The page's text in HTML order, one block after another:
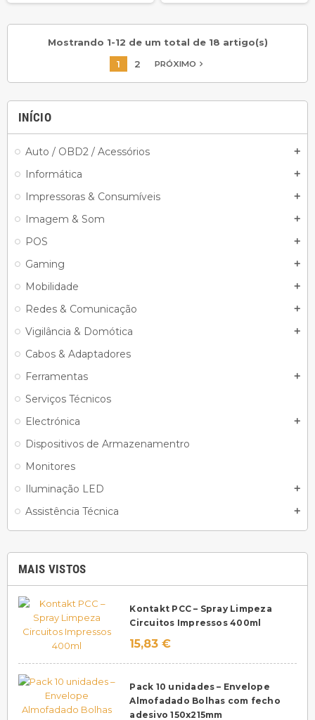
INÍCIO
Auto / OBD2 / Acessórios add
Informática add
Impressoras & Consumíveis add
Imagem & Som add
POS add
Gaming add
Mobilidade add
Redes & Comunicação add
Vigilância & Domótica add
Cabos & Adaptadores
Ferramentas
add
Serviços Técnicos
Electrónica
add
Dispositivos de Armazenamentro
Monitores
Iluminação LED
add
Assistência Técnica add
MAIS VISTOS
Kontakt PCC – Spray Limpeza
Circuitos Impressos 400ml
15,83 €
Pack 10 unidades – Envelope
Almofadado Bolhas com fecho
adesivo 150x215mm
Mostrando 1-12 de um total de 18 artigo(s)
1
2 PRÓXIMO navigate_next